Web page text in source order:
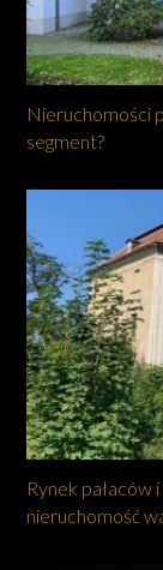
Nieruchomości
segment?
Rynek
nieruchomość